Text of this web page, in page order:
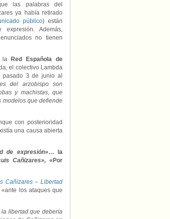
las palabras del
ya había retirado
público) están
Además,
no tienen
la
Red Española de
el colectivo Lambda
pasado 3 de junio al
del arzobispo son
y machistas, que
modelos que defiende
con posterioridad
una causa abierta
de expresión»… la
Cañizares», «Por
Cañizares – Libertad
los ataques que
libertad que debería